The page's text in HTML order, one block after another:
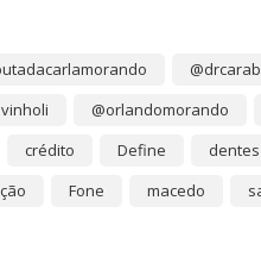
@orlandomorando
crédito Define
dentes
Fone macedo